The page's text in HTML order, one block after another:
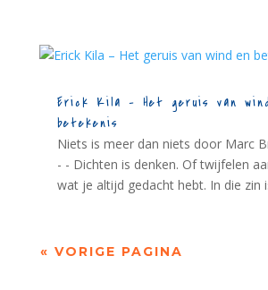
Erick Kila – Het geruis van
betekenis
Niets is meer dan niets door Marc
- - Dichten is denken. Of twijfelen
wat je altijd gedacht hebt. In die zin
« VORIGE PAGINA